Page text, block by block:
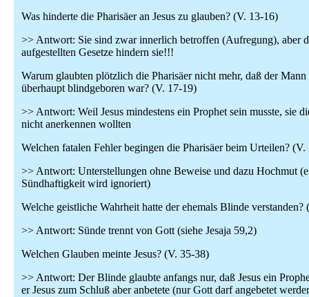
Was hinderte die Pharisäer an Jesus zu glauben? (V. 13-16)
>> Antwort: Sie sind zwar innerlich betroffen (Aufregung), aber
aufgestellten Gesetze hindern sie!!!
Warum glaubten plötzlich die Pharisäer nicht mehr, daß der Mann
überhaupt blindgeboren war? (V. 17-19)
>> Antwort: Weil Jesus mindestens ein Prophet sein musste, sie
nicht anerkennen wollten
Welchen fatalen Fehler begingen die Pharisäer beim Urteilen?
>> Antwort: Unterstellungen ohne Beweise und dazu Hochmut
Sündhaftigkeit wird ignoriert)
Welche geistliche Wahrheit hatte der ehemals Blinde verstanden?
>> Antwort: Sünde trennt von Gott (siehe Jesaja 59,2)
Welchen Glauben meinte Jesus? (V. 35-38)
>> Antwort: Der Blinde glaubte anfangs nur, daß Jesus ein
er Jesus zum Schluß aber anbetete (nur Gott darf angebetet